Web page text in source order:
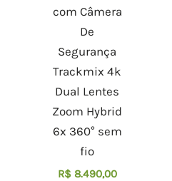
com Câmera
De
Segurança
Trackmix 4k
Dual Lentes
Zoom Hybrid
6x 360° sem
fio
R$8.490,00